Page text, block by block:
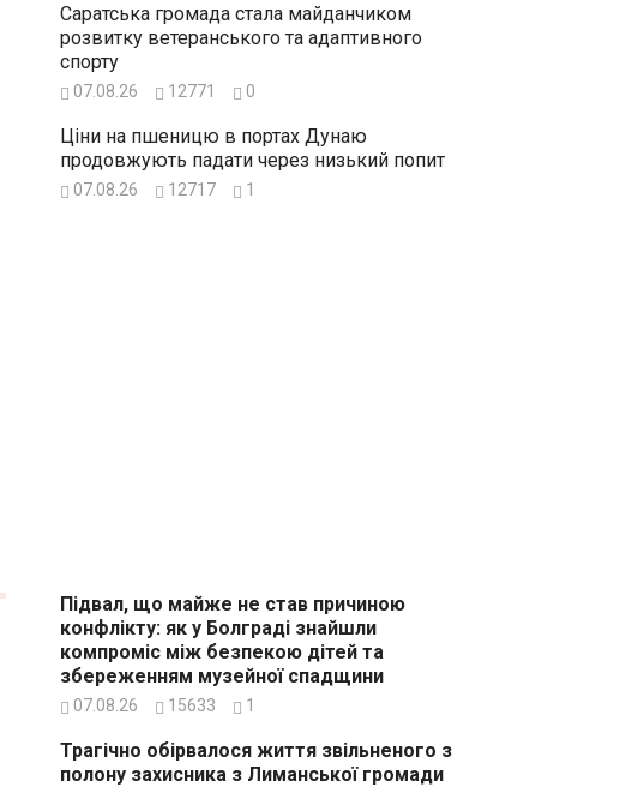
Саратська громада стала майданчиком
розвитку ветеранського та адаптивного
спорту
07.08.26 12771 0
Ціни на пшеницю в портах Дунаю
продовжують падати через низький попит
07.08.26 12717 1
Підвал, що майже не став причиною
конфлікту: як у Болграді знайшли
компроміс між безпекою дітей та
збереженням музейної спадщини
07.08.26 15633 1
Трагічно обірвалося життя звільненого з
полону захисника з Лиманської громади